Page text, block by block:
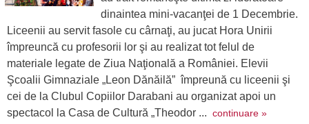
dinaintea mini-vacanţei de 1 Decembrie.
Liceenii au servit fasole cu cârnaţi, au jucat Hora Unirii
împreuncă cu profesorii lor şi au realizat tot felul de
materiale legate de Ziua Naţională a României. Elevii
Şcoalii Gimnaziale „Leon Dănăilă” împreună cu liceenii şi
cei de la Clubul Copiilor Darabani au organizat apoi un
spectacol la Casa de Cultură „Theodor ... continuare »